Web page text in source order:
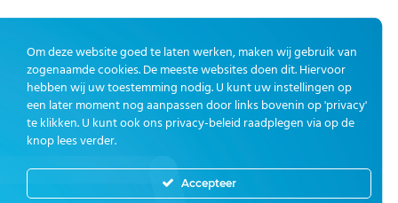
Ben jij klantgericht en heb je een
klantvriendelijke instelling? Vind je het leuk om
actief te verkopen en heb je geen bezwaar
tegen nachtdiensten? Dan heb je wellicht
interesse in de positie van:
Medewerker
Tankstation M/V
Om deze website goed te laten werken, maken wij gebruik van
zogenaamde cookies. De meeste websites doen dit. Hiervoor
hebben wij uw toestemming nodig. U kunt uw instellingen op
een later moment nog aanpassen door links bovenin op 'privacy'
te klikken. U kunt ook ons privacy-beleid raadplegen via op de
knop lees verder.
Accepteer